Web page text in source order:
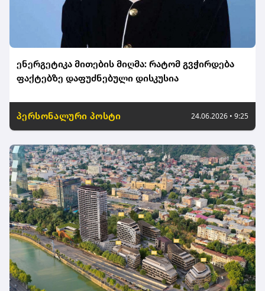
ენერგეტიკა მითების მიღმა: რატომ გვჭირდება
ფაქტებზე დაფუძნებული დისკუსია
პერსონალური პოსტი 24.06.2026 • 9:25